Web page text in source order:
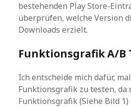
bestehenden Play Store-
überprüfen, welche Version
Downloads erzielt.
Funktionsgrafik A/B
Ich entscheide mich dafür,
Funktionsgrafik zu testen, da
Funktionsgrafik (Siehe Bild